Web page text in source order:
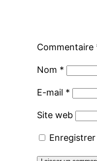
Commentaire
Nom *
E-mail *
Site web